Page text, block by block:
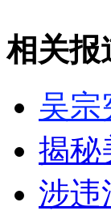
“神医”设圈
山西运城
女孩北京地
相关报
吴宗
揭秘
涉违